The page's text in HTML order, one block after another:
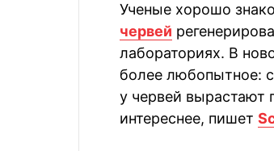
Ученые хорошо
червей
лабораториях. В
более любопытное:
у червей вырастают
интереснее, пишет